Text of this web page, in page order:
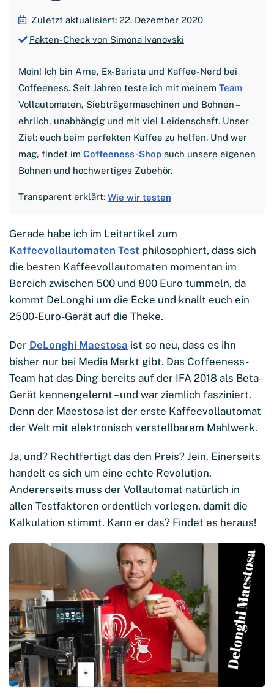
Zuletzt aktualisiert: 22. Dezember 2020
Fakten-Check von Simona Ivanovski
Moin! Ich bin Arne, Ex-Barista und Kaffee-Nerd bei
Coffeeness. Seit Jahren teste ich mit meinem Team
Vollautomaten, Siebträgermaschinen und Bohnen –
ehrlich, unabhängig und mit viel Leidenschaft. Unser
Ziel: euch beim perfekten Kaffee zu helfen. Und wer
mag, findet im Coffeeness-Shop auch unsere eigenen
Bohnen und hochwertiges Zubehör.
Transparent erklärt: Wie wir testen
Gerade habe ich im Leitartikel zum
Kaffeevollautomaten Test philosophiert, dass sich
die besten Kaffeevollautomaten momentan im
Bereich zwischen 500 und 800 Euro tummeln, da
kommt DeLonghi um die Ecke und knallt euch ein
2500-Euro-Gerät auf die Theke.
Der DeLonghi Maestosa ist so neu, dass es ihn
bisher nur bei Media Markt gibt. Das Coffeeness-
Team hat das Ding bereits auf der IFA 2018 als Beta-
Gerät kennengelernt – und war ziemlich fasziniert.
Denn der Maestosa ist der erste Kaffeevollautomat
der Welt mit elektronisch verstellbarem Mahlwerk.
Ja, und? Rechtfertigt das den Preis? Jein. Einerseits
handelt es sich um eine echte Revolution.
Andererseits muss der Vollautomat natürlich in
allen Testfaktoren ordentlich vorlegen, damit die
Kalkulation stimmt. Kann er das? Findet es heraus!